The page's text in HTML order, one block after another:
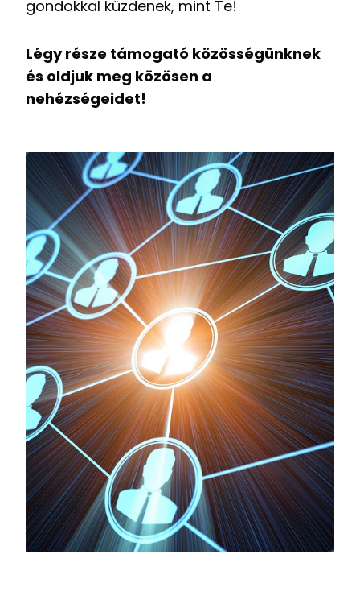
gondokkal küzdenek, mint Te!
Légy része támogató közösségünknek
és oldjuk meg közösen a
nehézségeidet!